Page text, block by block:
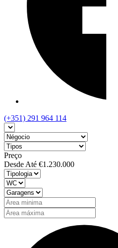
(+351) 291 964 114
Preço
Desde Até €1.230.000